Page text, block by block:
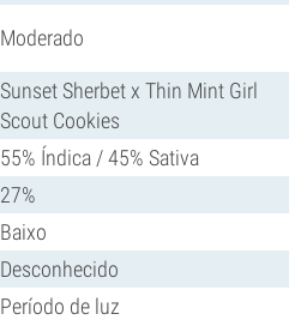
Moderado
Sunset Sherbet x Thin Mint Girl
Scout Cookies
55% Índica / 45% Sativa
27%
Baixo
Desconhecido
Período de luz